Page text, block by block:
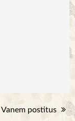
Vanem postitus